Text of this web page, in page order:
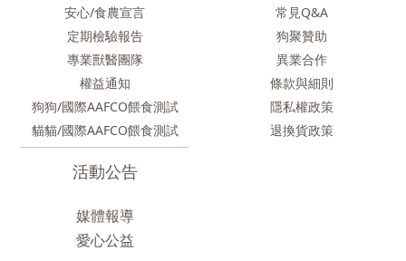
安心/食農宣言
定期檢驗報告
專業獸醫團隊
權益通知
狗狗/國際AAFCO餵食測試
貓貓/國際AAFCO餵食測試
活動公告
媒體報導
愛心公益
常見Q&A
狗聚贊助
異業合作
條款與細則
隱私權政策
退換貨政策